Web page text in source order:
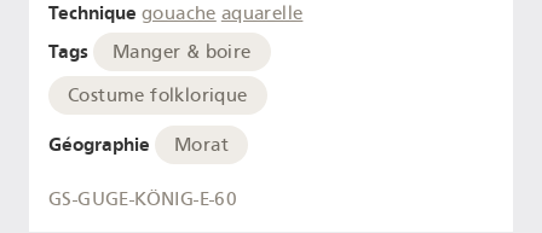
Technique gouache aquarelle
Tags
Manger & boire
Costume folklorique
Géographie Morat
GS-GUGE-KÖNIG-E-60